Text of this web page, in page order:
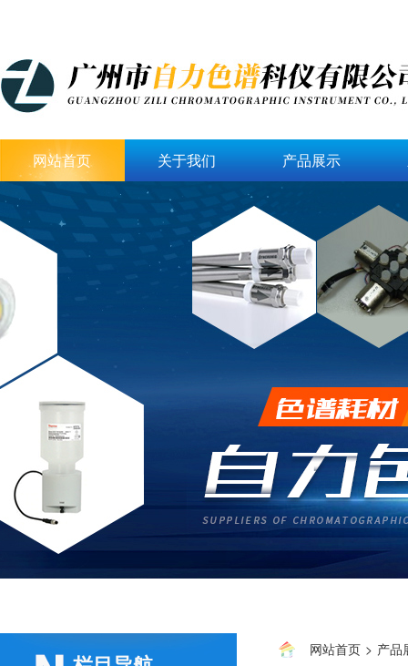
网站首页 关于我们 产品展示
网站首页 > 产品